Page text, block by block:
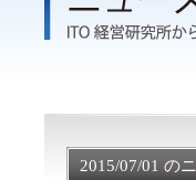
2015/07/01 の